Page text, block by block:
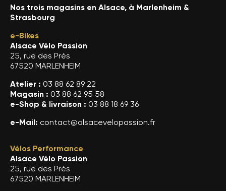
Nos trois magasins en Alsace, à Marlenheim &
Strasbourg
e-Bikes
Alsace Vélo Passion
25, rue des Prés
67520 MARLENHEIM
Atelier : 03 88 62 89 22
Magasin : 03 88 62 95 58
e-Shop & livraison : 03 88 18 69 36
e-Mail: contact@alsacevelopassion.fr
Vélos Performance
Alsace Vélo Passion
25, rue des Prés
67520 MARLENHEIM